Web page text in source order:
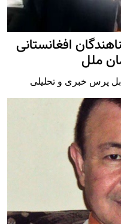
افغانستانی
ملل
پرس خبری و تحلیلی